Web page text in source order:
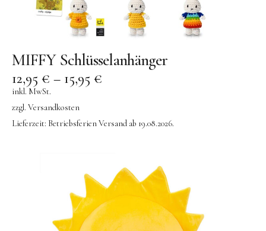
MIFFY Schlüsselanhänger
12,95 € – 15,95 €
inkl. MwSt.
zzgl. Versandkosten
Lieferzeit: Betriebsferien Versand ab 19.08.2026.